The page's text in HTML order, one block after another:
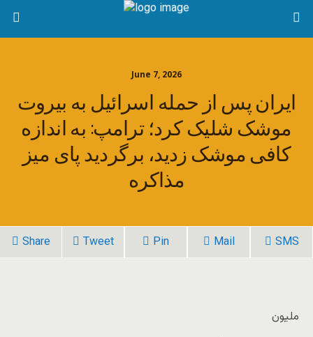
June 7, 2026
ایران پس از حمله اسرائیل به بیروت
موشک شلیک کرد؛ ترامپ: به اندازه
کافی موشک زدید، برگردید پای میز
مذاکره
Share Tweet Pin Mail SMS
ملیون